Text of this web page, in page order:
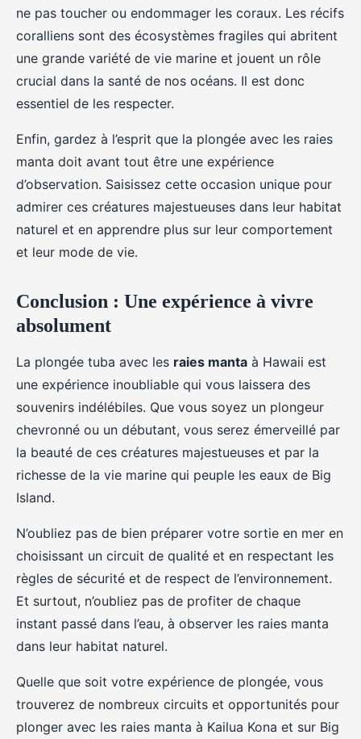
ne pas toucher ou endommager les coraux. Les récifs
coralliens sont des écosystèmes fragiles qui abritent
une grande variété de vie marine et jouent un rôle
crucial dans la santé de nos océans. Il est donc
essentiel de les respecter.
Enfin, gardez à l’esprit que la plongée avec les raies
manta doit avant tout être une expérience
d’observation. Saisissez cette occasion unique pour
admirer ces créatures majestueuses dans leur habitat
naturel et en apprendre plus sur leur comportement
et leur mode de vie.
Conclusion : Une expérience à vivre
absolument
La plongée tuba avec les raies manta à Hawaii est
une expérience inoubliable qui vous laissera des
souvenirs indélébiles. Que vous soyez un plongeur
chevronné ou un débutant, vous serez émerveillé par
la beauté de ces créatures majestueuses et par la
richesse de la vie marine qui peuple les eaux de Big
Island.
N’oubliez pas de bien préparer votre sortie en mer en
choisissant un circuit de qualité et en respectant les
règles de sécurité et de respect de l’environnement.
Et surtout, n’oubliez pas de profiter de chaque
instant passé dans l’eau, à observer les raies manta
dans leur habitat naturel.
Quelle que soit votre expérience de plongée, vous
trouverez de nombreux circuits et opportunités pour
plonger avec les raies manta à Kailua Kona et sur Big